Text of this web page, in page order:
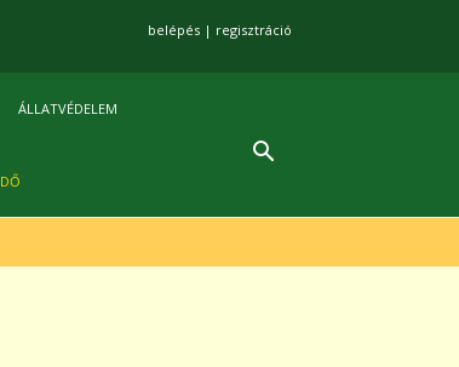
belépés | regisztráció
ÁLLATVÉDELEM